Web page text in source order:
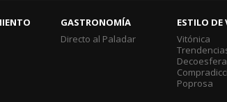
GASTRONOMÍA
Directo al Paladar
ESTILO DE
Vitónica
Decoesfera
Poprosa